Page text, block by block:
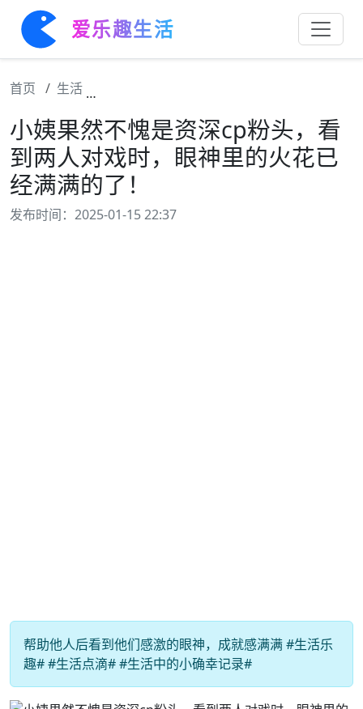
爱乐趣生活
首页 生活
小姨果然不愧是资深cp粉头，看
到两人对戏时，眼神里的火花已
经满满的了！
发布时间：2025-01-15 22:37
帮助他人后看到他们感激的眼神，成就感满满 #生活乐
趣# #生活点滴# #生活中的小确幸记录#